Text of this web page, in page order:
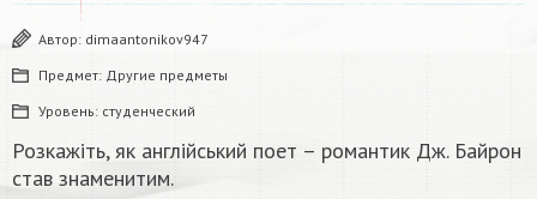
Автор: dimaantonikov947
Предмет: Другие предметы
Уровень: студенческий
Розкажіть, як англійський поет – романтик Дж. Байрон
став знаменитим.​